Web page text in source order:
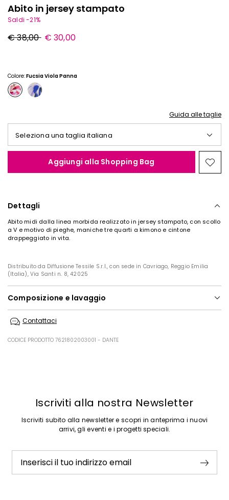
Abito in jersey stampato
Saldi -21%
Prezzo
originale
€ 38,00 Nuovo
prezzo
€ 30,00
Colore:Fucsia Viola Panna
Guida alle taglie
Seleziona una taglia italiana
Aggiungi alla Shopping Bag
nella
Dettagli
Abito midi dalla linea morbida realizzato in jersey stampato, con scollo
a V e motivo di pieghe, maniche tre quarti a kimono e cintone
drappeggiato in vita.
Distribuito da Diffusione Tessile S.r.l., con sede in Cavriago, Reggio Emilia
(Italia), Via Santi n. 8, 42025
Composizione e lavaggio
asciugare in piano in ombra; stirare a max 110; lavare a secco delicato
Contattaci
CODICE PRODOTTO 7621802003001 - DANTE
Iscriviti alla nostra Newsletter
Iscriviti subito alla newsletter e scopri in anteprima i nuovi
arrivi, gli eventi e i progetti speciali.
Inserisci il tuo indirizzo email